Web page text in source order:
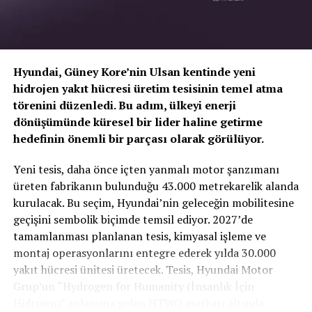
Sport ile Yere Basıyor
Türkiye’nin otomobiliTOGG T10Xgibi yüksek tork
değerlerine sahip elektrikli araçlarda, lastiğin zemine
tutunma kabiliyeti çok daha kritiktir.E-carturkiyeekibi
olarak bizzat deneyimlediğimizPetlas Snowmaster 2
Sport, performans odaklı yapısıyla elektrikli araçların
Hyundai, Güney Kore’nin Ulsan kentinde yeni
hidrojen yakıt hücresi üretim tesisinin temel atma
törenini düzenledi. Bu adım, ülkeyi enerji
dönüşümünde küresel bir lider haline getirme
hedefinin önemli bir parçası olarak görülüyor.
Yeni tesis, daha önce içten yanmalı motor şanzımanı
üreten fabrikanın bulunduğu 43.000 metrekarelik alanda
kurulacak. Bu seçim, Hyundai’nin geleceğin mobilitesine
geçişini sembolik biçimde temsil ediyor. 2027’de
tamamlanması planlanan tesis, kimyasal işleme ve
montaj operasyonlarını entegre ederek yılda 30.000
yakıt hücresi ünitesi üretecek. Tesis, Hyundai Motor
Grup’un “Hydrogen for Humanity (İnsanlık İçin